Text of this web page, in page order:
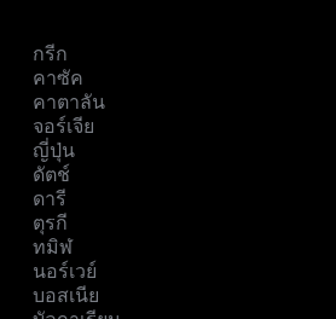
กรีก
คาซัค
คาตาลัน
จอร์เจีย
ญี่ปุ่น
ดัตช์
ดารี
ตุรกี
ทมิฬ
นอร์เวย์
บอสเนีย